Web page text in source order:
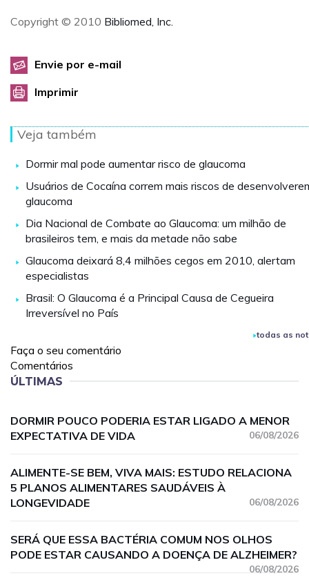
Copyright © 2010 Bibliomed, Inc.
Envie por e-mail
Imprimir
Veja também
Dormir mal pode aumentar risco de glaucoma
Usuários de Cocaína correm mais riscos de
glaucoma
Dia Nacional de Combate ao Glaucoma: um milhão de
brasileiros tem, e mais da metade não sabe
Glaucoma deixará 8,4 milhões cegos em 2010, alertam
especialistas
Brasil: O Glaucoma é a Principal Causa de Cegueira
Irreversível no País
todas as
Faça o seu comentário
Comentários
ÚLTIMAS
DORMIR POUCO PODERIA ESTAR LIGADO A MENOR
EXPECTATIVA DE VIDA
06/08/2026
ALIMENTE-SE BEM, VIVA MAIS: ESTUDO RELACIONA
5 PLANOS ALIMENTARES SAUDÁVEIS À
LONGEVIDADE
06/08/2026
SERÁ QUE ESSA BACTÉRIA COMUM NOS OLHOS
PODE ESTAR CAUSANDO A DOENÇA DE ALZHEIMER?
06/08/2026